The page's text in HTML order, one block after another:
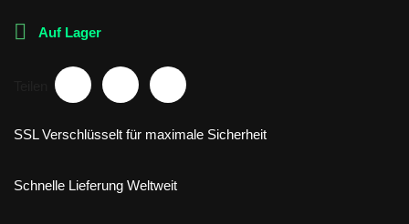
 Auf Lager
SSL Verschlüsselt für maximale Sicherheit
Schnelle Lieferung Weltweit